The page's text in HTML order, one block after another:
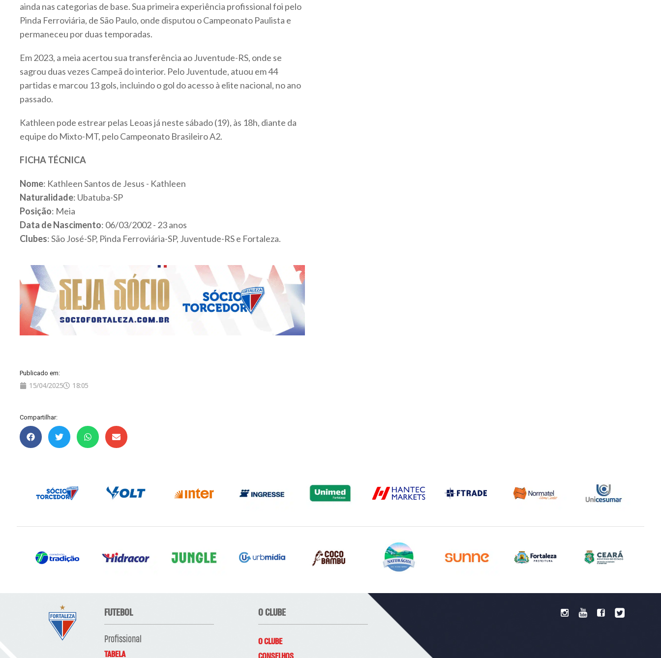
ainda nas categorias de base. Sua primeira experiência profissional foi pelo
Pinda Ferroviária, de São Paulo, onde disputou o Campeonato Paulista e
permaneceu por duas temporadas.
Em 2023, a meia acertou sua transferência ao Juventude-RS, onde se
sagrou duas vezes Campeã do interior. Pelo Juventude, atuou em 44
partidas e marcou 13 gols, incluindo o gol do acesso à elite nacional, no ano
passado.
Kathleen pode estrear pelas Leoas já neste sábado (19), às 18h, diante da
equipe do Mixto-MT, pelo Campeonato Brasileiro A2.
FICHA TÉCNICA
Nome: Kathleen Santos de Jesus - Kathleen
Naturalidade: Ubatuba-SP
Posição: Meia
Data de Nascimento: 06/03/2002 - 23 anos
Clubes: São José-SP, Pinda Ferroviária-SP, Juventude-RS e Fortaleza.
Publicado em:
15/04/2025 18:05
Compartilhar:
FUTEBOL
Profissional
TABELA
O CLUBE
O CLUBE